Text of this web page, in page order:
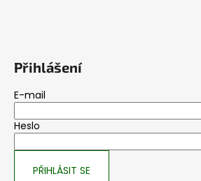
Přihlášení
E-mail
Heslo
PŘIHLÁSIT SE